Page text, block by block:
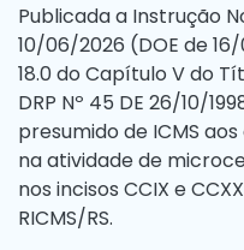
Publicada a Instrução
10/06/2026 (DOE de
18.0 do Capítulo V do
DRP Nº 45 DE 26/10/
presumido de ICMS
na atividade de
nos incisos CCIX e
RICMS/RS.